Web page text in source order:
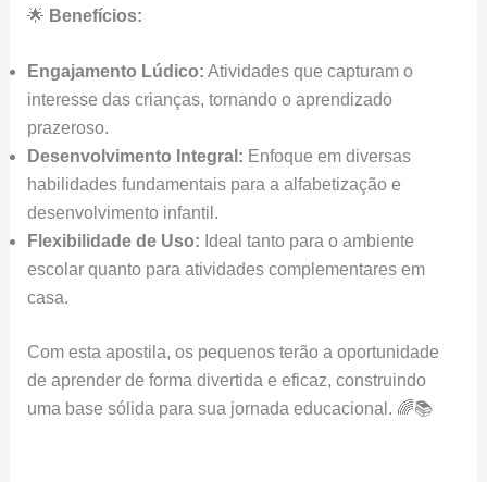
🌟 Benefícios:
Engajamento Lúdico: Atividades que capturam o
interesse das crianças, tornando o aprendizado
prazeroso.
Desenvolvimento Integral: Enfoque em diversas
habilidades fundamentais para a alfabetização e
desenvolvimento infantil.
Flexibilidade de Uso: Ideal tanto para o ambiente
escolar quanto para atividades complementares em
casa.
Com esta apostila, os pequenos terão a oportunidade
de aprender de forma divertida e eficaz, construindo
uma base sólida para sua jornada educacional. 🌈📚